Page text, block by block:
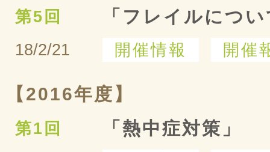
第5回
18/2/21
「フレイルにつ
開催情報 開催
【2016年度】
第1回
「熱中症対策」